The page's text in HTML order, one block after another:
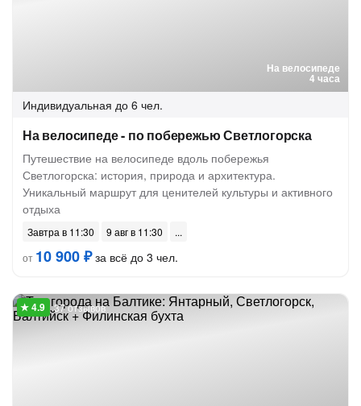
На велосипеде
4 часа
Индивидуальная до 6 чел.
На велосипеде - по побережью Светлогорска
Путешествие на велосипеде вдоль побережья
Светлогорска: история, природа и архитектура.
Уникальный маршрут для ценителей культуры и активного
отдыха
Завтра в 11:30
9 авг в 11:30
от 10 900 ₽за всё до 3 чел.
37 отзывов